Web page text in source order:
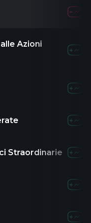
Azioni
Straordinarie